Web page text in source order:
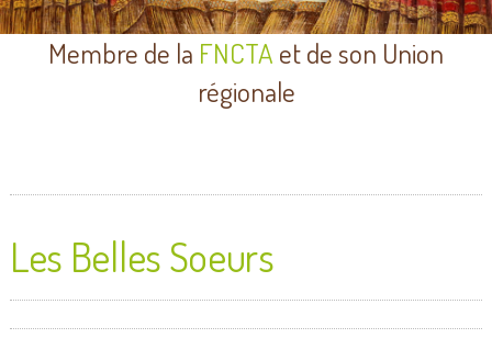
Membre de la FNCTA et de son Union
régionale
Les Belles Soeurs